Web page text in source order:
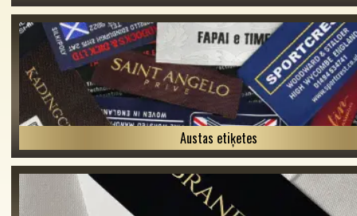
Austas etiķetes